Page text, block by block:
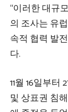
“이러한 대규
의 조사는 유
속적 협력 발
다.
11월 16일부터
및 상표권 침